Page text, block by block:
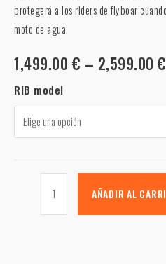
protegerá a los riders de flyboar
moto de agua.
1,499.00 € – 2,599.00 €
RIB model
AÑADIR AL